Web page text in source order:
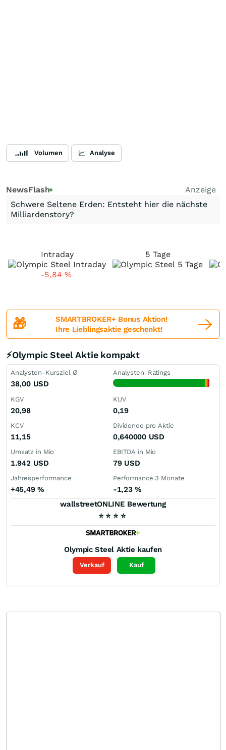
Volumen Analyse
NewsFlash
Anzeige
Schwere Seltene Erden: Entsteht hier die nächste
Milliardenstory?
Intraday
-5,84 %
5 Tage
🎁
SMARTBROKER+ Bonus Aktion!
Ihre Lieblingsaktie geschenkt!
⚡Olympic Steel Aktie kompakt
Analysten-Kursziel Ø
38,00 USD
Analysten-Ratings
KGV
20,98
KUV
0,19
KCV
11,15
Dividende pro Aktie
0,640000 USD
Umsatz in Mio
1.942 USD
EBITDA in Mio
79 USD
Jahresperformance
+45,49 %
Performance 3 Monate
-1,23%
wallstreetONLINE Bewertung
⭐ ⭐ ⭐ ⭐
Olympic Steel Aktie kaufen
Verkauf Kauf